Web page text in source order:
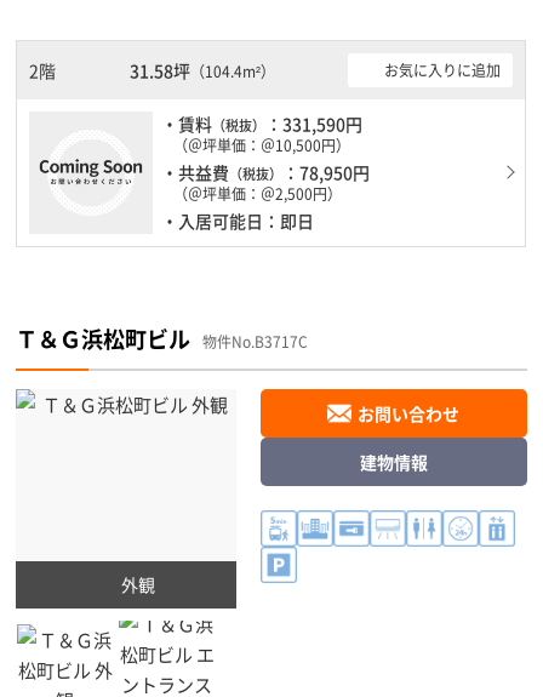
す。土日・祝日も利用可能になりますので時間帯を気にせず利用で
きます。駐車場もありますので、車を利用されるお客様には使いや
2階 31.58坪（104.4m²） お気に入りに追加
・賃料 （税抜） ：331,590円
（＠坪単価：＠10,500円）
・共益費 （税抜） ：78,950円
（＠坪単価：＠2,500円）
・入居可能日：即日
Ｔ＆Ｇ浜松町ビル 物件No.B3717C
外観
お問い合わせ
建物情報